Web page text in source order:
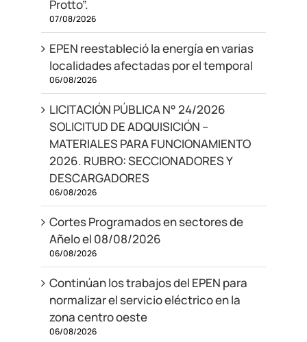
Protto”.
07/08/2026
EPEN reestableció la energía en varias
localidades afectadas por el temporal
06/08/2026
LICITACIÓN PÚBLICA N° 24/2026
SOLICITUD DE ADQUISICIÓN –
MATERIALES PARA FUNCIONAMIENTO
2026. RUBRO: SECCIONADORES Y
DESCARGADORES
06/08/2026
Cortes Programados en sectores de
Añelo el 08/08/2026
06/08/2026
Continúan los trabajos del EPEN para
normalizar el servicio eléctrico en la
zona centro oeste
06/08/2026